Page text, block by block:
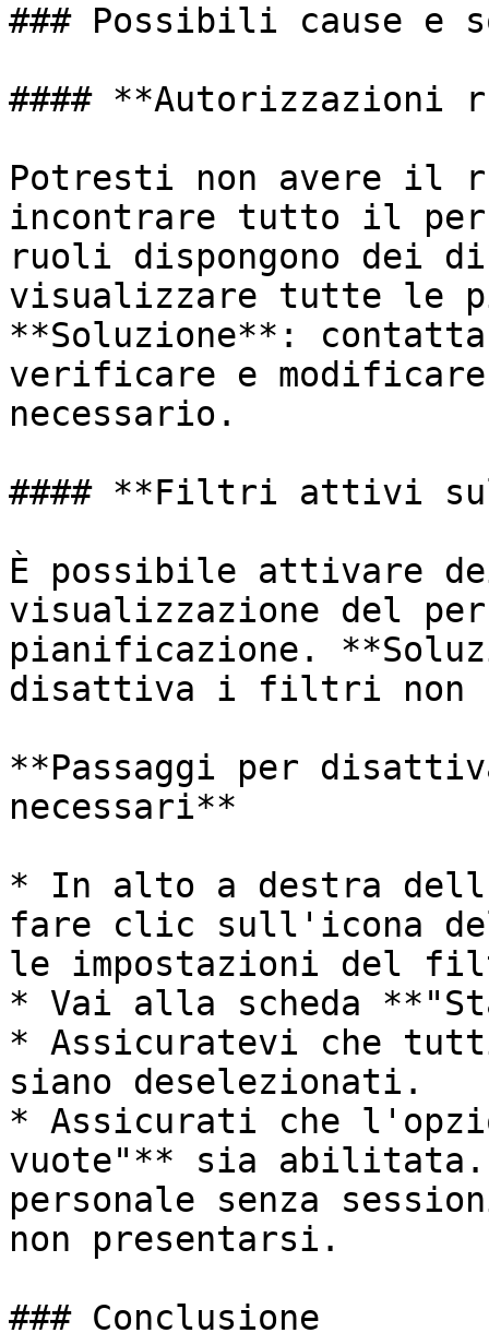
### Possibili cause e
####
Potresti non avere il
incontrare tutto il
ruoli dispongono dei
visualizzare tutte le
**Soluzione**:
verificare e
necessario.
#### **Filtri attivi
È possibile attivare
visualizzazione del
pianificazione.
disattiva i filtri non
**Passaggi per
necessari**
* In alto a destra
fare clic sull'icona
le impostazioni del
* Vai alla scheda
* Assicuratevi che
siano deselezionati.
* Assicurati che
vuote"** sia
personale senza
non presentarsi.
### Conclusione